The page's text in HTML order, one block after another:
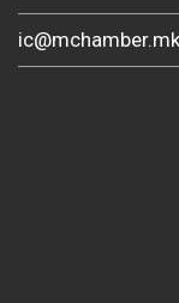
ic@mchamber.mk